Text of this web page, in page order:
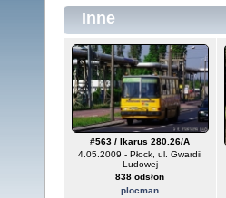
Inne
#563 / Ikarus 280.26/A
4.05.2009 - Płock, ul. Gwardii
Ludowej
838 odsłon
plocman